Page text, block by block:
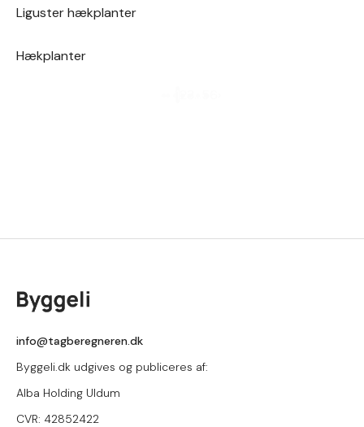
Liguster hækplanter
Hækplanter
info@tagberegneren.dk
Byggeli.dk udgives og publiceres af:
Alba Holding Uldum
CVR: 42852422